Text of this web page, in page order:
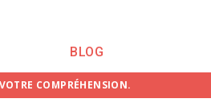
BLOG
COMPRÉHENSION.